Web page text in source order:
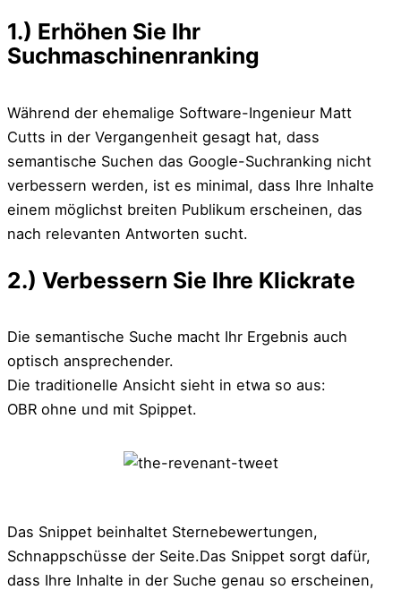
1.) Erhöhen Sie Ihr
Suchmaschinenranking
Während der ehemalige Software-Ingenieur Matt
Cutts in der Vergangenheit gesagt hat, dass
semantische Suchen das Google-Suchranking nicht
verbessern werden, ist es minimal, dass Ihre Inhalte
einem möglichst breiten Publikum erscheinen, das
nach relevanten Antworten sucht.
2.) Verbessern Sie Ihre Klickrate
Die semantische Suche macht Ihr Ergebnis auch
optisch ansprechender.
Die traditionelle Ansicht sieht in etwa so aus:
OBR ohne und mit Spippet.
Das Snippet beinhaltet Sternebewertungen,
Schnappschüsse der Seite.Das Snippet sorgt dafür,
dass Ihre Inhalte in der Suche genau so erscheinen,